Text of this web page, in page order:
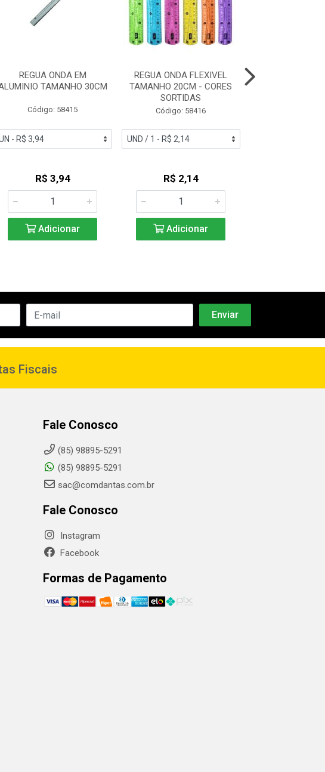
REGUA ONDA EM
TAMANHO 30CM
Código: 58415
R$ 3,94
Adicionar
REGUA ONDA FLEXIVEL
TAMANHO 20CM - CORES
SORTIDAS
Código: 58416
R$ 2,14
Adicionar
Fiscais
Fale Conosco
(85) 98895-5291
(85) 98895-5291
sac@comdantas.com.br
Fale Conosco
Instagram
Facebook
Formas de Pagamento